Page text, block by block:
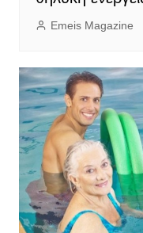
Emeis Magazine